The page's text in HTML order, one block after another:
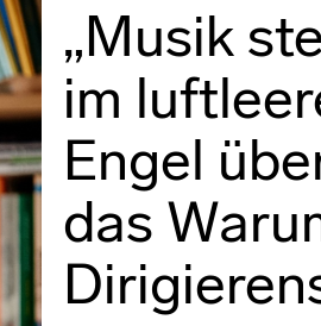
„Musik
im
Engel
das